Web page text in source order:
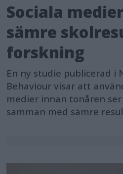
Sociala
sämre
forskning
En ny studie publicerad i
Behaviour visar att
medier innan tonåren
samman med sämre